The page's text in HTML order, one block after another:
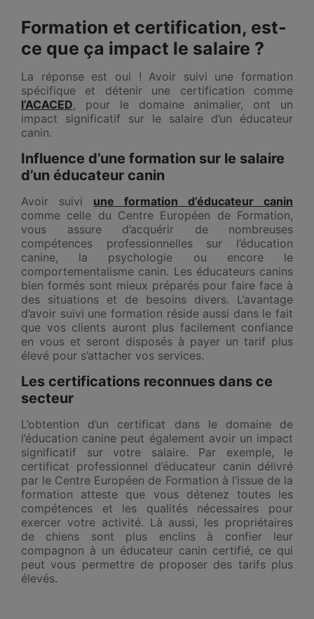
Formation et certification, est-
ce que ça impact le salaire ?
La réponse est oui ! Avoir suivi une formation
spécifique et détenir une certification comme
l’ACACED, pour le domaine animalier, ont un
impact significatif sur le salaire d’un éducateur
canin.
Influence d’une formation sur le salaire
d’un éducateur canin
Avoir suivi une formation d’éducateur canin
comme celle du Centre Européen de Formation,
vous assure d’acquérir de nombreuses
compétences professionnelles sur l’éducation
canine, la psychologie ou encore le
comportementalisme canin. Les éducateurs canins
bien formés sont mieux préparés pour faire face à
des situations et de besoins divers. L’avantage
d’avoir suivi une formation réside aussi dans le fait
que vos clients auront plus facilement confiance
en vous et seront disposés à payer un tarif plus
élevé pour s’attacher vos services.
Les certifications reconnues dans ce
secteur
L’obtention d’un certificat dans le domaine de
l’éducation canine peut également avoir un impact
significatif sur votre salaire. Par exemple, le
certificat professionnel d’éducateur canin délivré
par le Centre Européen de Formation à l’issue de la
formation atteste que vous détenez toutes les
compétences et les qualités nécessaires pour
exercer votre activité. Là aussi, les propriétaires
de chiens sont plus enclins à confier leur
compagnon à un éducateur canin certifié, ce qui
peut vous permettre de proposer des tarifs plus
élevés.